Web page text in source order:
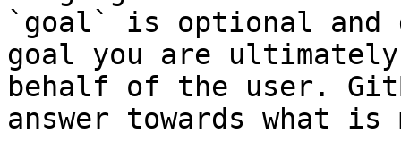
`goal` is optional and
goal you are
behalf of the user.
answer towards what